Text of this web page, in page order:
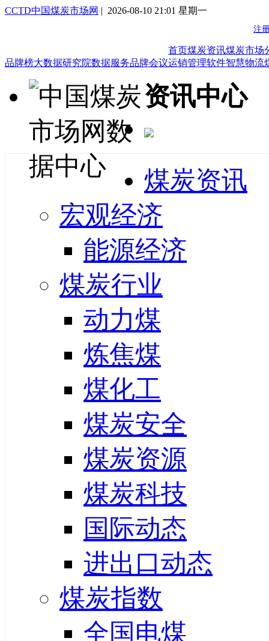
CCTD中国煤炭市场网 | 2026-08-10 21:01 星期一
首页煤炭资讯煤炭市场
品牌榜大数据研究院数据服务品牌会议运销管理软件智慧物流
资讯中心
煤炭资讯
宏观经济
能源经济
煤炭行业
动力煤
炼焦煤
煤化工
煤炭安全
煤炭资源
煤炭科技
国际动态
进出口动态
煤炭指数
全国电煤